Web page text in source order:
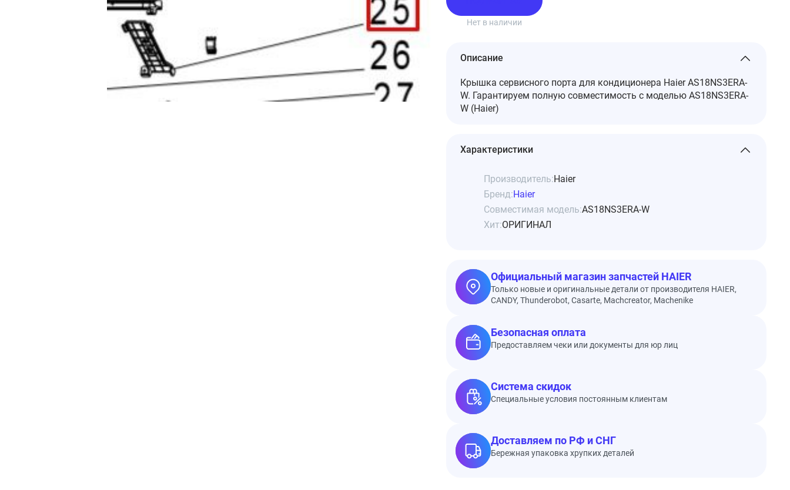
Нет в наличии
Описание
Крышка сервисного порта для кондиционера Haier AS18NS3ERA-
W. Гарантируем полную совместимость с моделью AS18NS3ERA-
W (Haier)
Характеристики
Производитель:Haier
Бренд:Haier
Совместимая модель:AS18NS3ERA-W
Хит:ОРИГИНАЛ
Официальный магазин запчастей HAIER
Только новые и оригинальные детали от производителя HAIER,
CANDY, Thunderobot, Casarte, Machcreator, Machenike
Безопасная оплата
Предоставляем чеки или документы для юр лиц
Система скидок
Специальные условия постоянным клиентам
Доставляем по РФ и СНГ
Бережная упаковка хрупких деталей